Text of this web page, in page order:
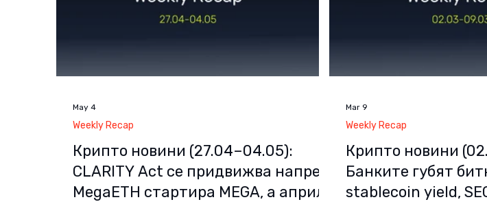
Крипто новини (27.04–04.05):
CLARITY Act се придвижва напред,
MegaETH стартира MEGA, а април
Weekly Recap
May 4
Крипто новини
Банките губят
stablecoin yield,
Weekly Recap
Mar 9